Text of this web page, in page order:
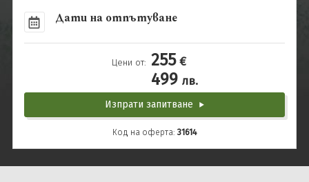
Дати на отпътуване
Цени от: 255 €
499 лв.
Изпрати запитване
Код на оферта: 31614